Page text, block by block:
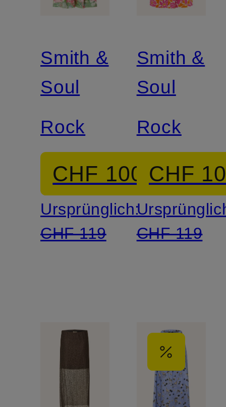
Smith &
Soul
Rock
CHF 100
Ursprünglich:
CHF 119
Smith &
Soul
Rock
CHF
CHF 119